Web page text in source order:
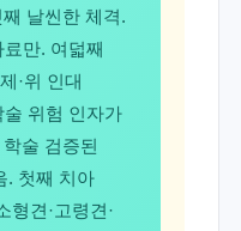
날씬한 체격.
만. 여덟째
·위 인대
술 위험 인자가
술 검증된
. 첫째 치아
견·고령견·